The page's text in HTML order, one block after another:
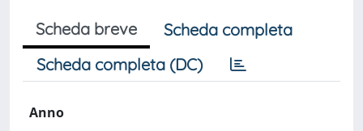
Scheda breve
Scheda completa
Scheda completa (DC)
Anno